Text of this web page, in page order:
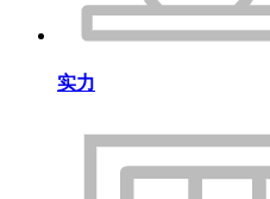
实力